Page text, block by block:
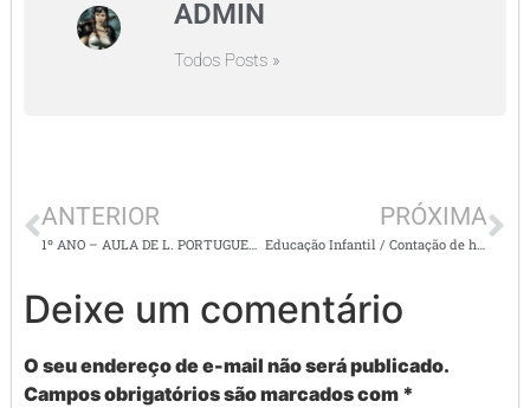
ADMIN
Todos Posts »
ANTERIOR
1º ANO – AULA DE L. PORTUGUESA/ ATIVIDADES LETRAS Q/R/V
PRÓXIMA
Educação Infantil / Contação de história: Consciência negra. / Objeto do Conhecimento: O respeito com o semelhante.
Deixe um comentário
O seu endereço de e-mail não será publicado.
Campos obrigatórios são marcados com *